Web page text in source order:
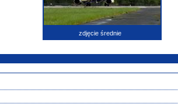
zdjęcie średnie